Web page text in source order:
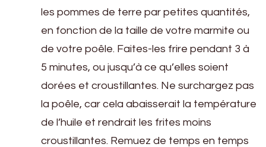
les pommes de terre par petites quantités,
en fonction de la taille de votre marmite ou
de votre poêle. Faites-les frire pendant 3 à
5 minutes, ou jusqu’à ce qu’elles soient
dorées et croustillantes. Ne surchargez pas
la poêle, car cela abaisserait la température
de l’huile et rendrait les frites moins
croustillantes. Remuez de temps en temps